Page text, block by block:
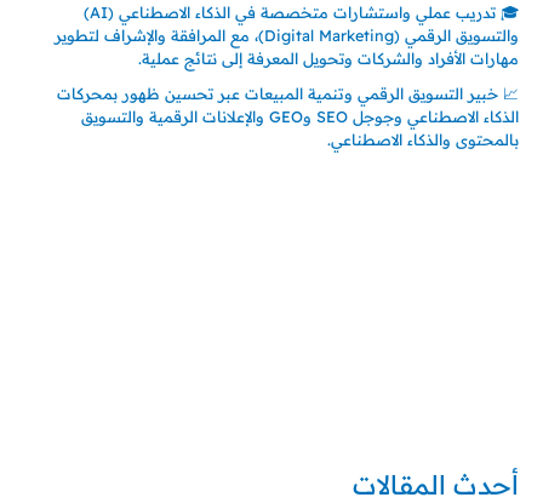
🎓 تدريب عملي واستشارات متخصصة في الذكاء الاصطناعي (AI)
والتسويق الرقمي (Digital Marketing)، مع المرافقة والإشراف لتطوير
مهارات الأفراد والشركات وتحويل المعرفة إلى نتائج عملية.
📈 خبير التسويق الرقمي وتنمية المبيعات عبر تحسين ظهور بمحركات
الذكاء الاصطناعي وجوجل SEO وGEO والإعلانات الرقمية والتسويق
بالمحتوى والذكاء الاصطناعي.
أحدث المقالات